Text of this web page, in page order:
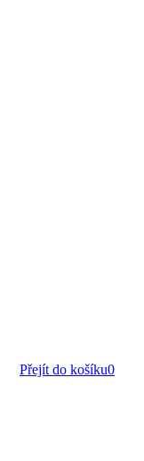
Přejít do košíku0